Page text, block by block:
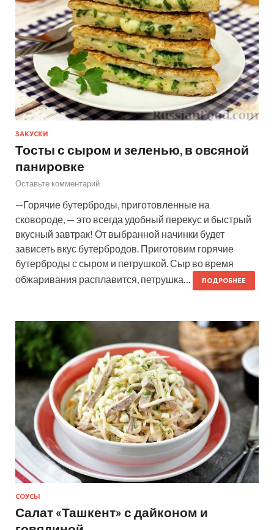
ЗАКУСКИ
Тосты с сыром и зеленью, в овсяной
панировке
Оставьте комментарий
—Горячие бутерброды, приготовленные на
сковороде, — это всегда удобный перекус и быстрый
вкусный завтрак! От выбранной начинки будет
зависеть вкус бутербродов. Приготовим горячие
бутерброды с сыром и петрушкой. Сыр во время
обжаривания расплавится, петрушка…
ПОДРОБНЕЕ
СОУСЫ
Салат «Ташкент» с дайконом и